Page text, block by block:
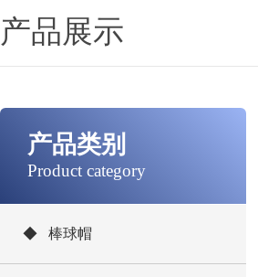
产品展示
产品类别
Product category
◆ 棒球帽